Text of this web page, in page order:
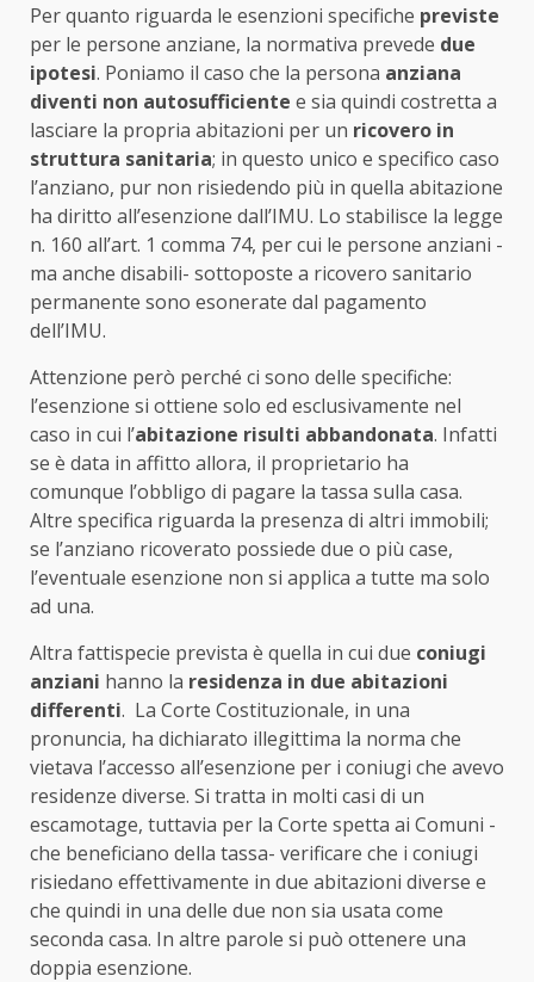
Per quanto riguarda le esenzioni specifiche previste
per le persone anziane, la normativa prevede due
ipotesi. Poniamo il caso che la persona anziana
diventi non autosufficiente e sia quindi costretta a
lasciare la propria abitazioni per un ricovero in
struttura sanitaria; in questo unico e specifico caso
l’anziano, pur non risiedendo più in quella abitazione
ha diritto all’esenzione dall’IMU. Lo stabilisce la legge
n. 160 all’art. 1 comma 74, per cui le persone anziani -
ma anche disabili- sottoposte a ricovero sanitario
permanente sono esonerate dal pagamento
dell’IMU.
Attenzione però perché ci sono delle specifiche:
l’esenzione si ottiene solo ed esclusivamente nel
caso in cui l’abitazione risulti abbandonata. Infatti
se è data in affitto allora, il proprietario ha
comunque l’obbligo di pagare la tassa sulla casa.
Altre specifica riguarda la presenza di altri immobili;
se l’anziano ricoverato possiede due o più case,
l’eventuale esenzione non si applica a tutte ma solo
ad una.
Altra fattispecie prevista è quella in cui due coniugi
anziani hanno la residenza in due abitazioni
differenti. La Corte Costituzionale, in una
pronuncia, ha dichiarato illegittima la norma che
vietava l’accesso all’esenzione per i coniugi che avevo
residenze diverse. Si tratta in molti casi di un
escamotage, tuttavia per la Corte spetta ai Comuni -
che beneficiano della tassa- verificare che i coniugi
risiedano effettivamente in due abitazioni diverse e
che quindi in una delle due non sia usata come
seconda casa. In altre parole si può ottenere una
doppia esenzione.